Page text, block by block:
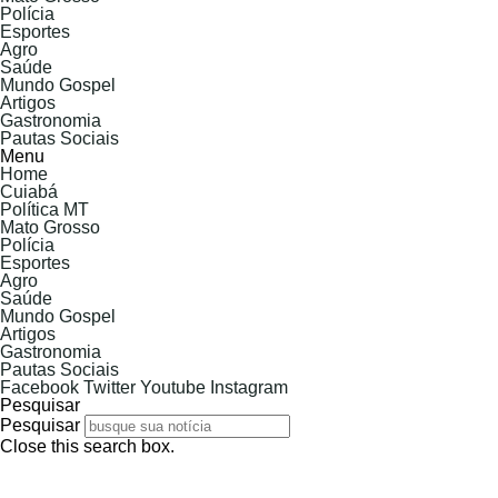
Polícia
Esportes
Agro
Saúde
Mundo Gospel
Artigos
Gastronomia
Pautas Sociais
Menu
Home
Cuiabá
Política MT
Mato Grosso
Polícia
Esportes
Agro
Saúde
Mundo Gospel
Artigos
Gastronomia
Pautas Sociais
Facebook Twitter Youtube Instagram
Pesquisar
Pesquisar
Close this search box.